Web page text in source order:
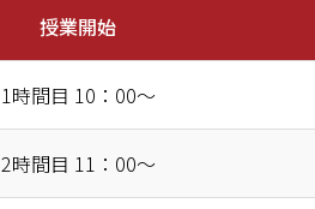
授業開始
1時間目 10：00～
2時間目 11：00～